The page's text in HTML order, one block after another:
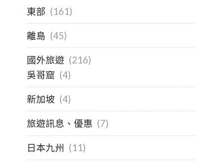
東部 (161)
離島 (45)
國外旅遊 (216)
吳哥窟 (4)
新加坡 (4)
旅遊訊息、優惠 (7)
日本九州 (11)